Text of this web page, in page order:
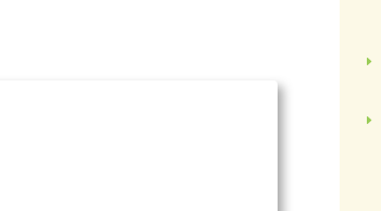
E
E